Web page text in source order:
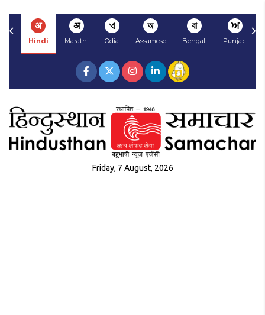
अ
Hindi
अ
Marathi
ଏ
Odia
অ
Assamese
বা
Bengali
ਅ
Punjabi
Friday, 7 August, 2026